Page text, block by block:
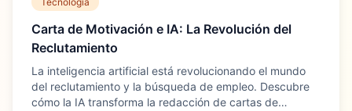
Carta de Motivación e IA: La Revolución del
Reclutamiento
La inteligencia artificial está revolucionando el mundo
del reclutamiento y la búsqueda de empleo. Descubre
cómo la IA transforma la redacción de cartas de